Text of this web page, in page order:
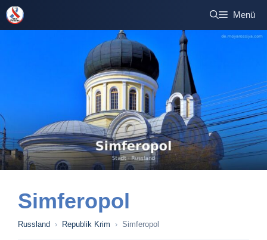
Zum
Inhalt
springen
Menü
Simferopol
Russland › Republik Krim › Simferopol